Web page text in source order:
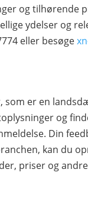
og tilhørende
ydelser og
eller besøge
er en
og
Din
kan du
priser og